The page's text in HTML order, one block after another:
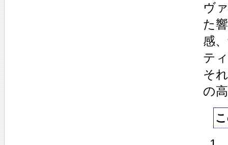
ヴ
た
感
テ
そ
の